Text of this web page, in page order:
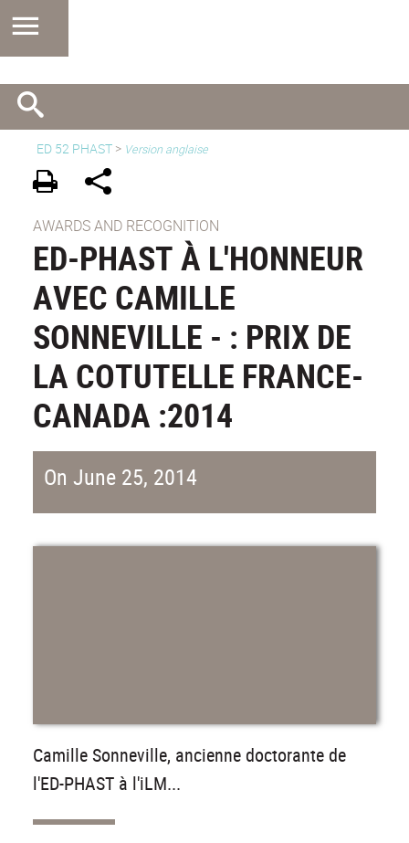
ED 52 PHAST > Version anglaise
AWARDS AND RECOGNITION
ED-PHAST À L'HONNEUR
AVEC CAMILLE
SONNEVILLE - : PRIX DE
LA COTUTELLE FRANCE-
CANADA :2014
On June 25, 2014
Camille Sonneville, ancienne doctorante de
l'ED-PHAST à l'iLM...